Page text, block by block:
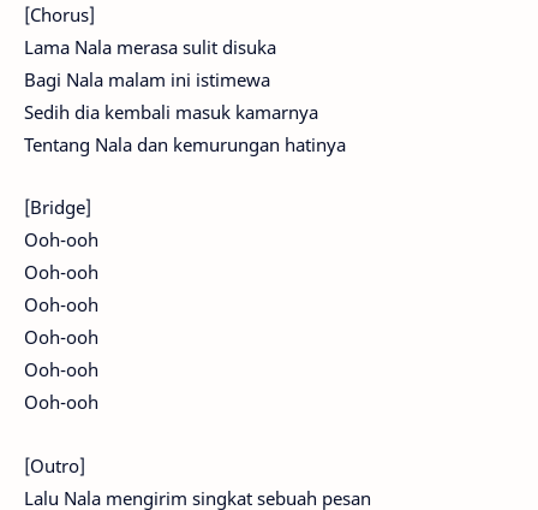
[Chorus]
Lama Nala merasa sulit disuka
Bagi Nala malam ini istimewa
Sedih dia kembali masuk kamarnya
Tentang Nala dan kemurungan hatinya
[Bridge]
Ooh-ooh
Ooh-ooh
Ooh-ooh
Ooh-ooh
Ooh-ooh
Ooh-ooh
[Outro]
Lalu Nala mengirim singkat sebuah pesan